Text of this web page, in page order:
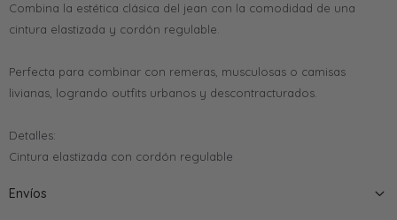
Combina la estética clásica del jean con la comodidad de una
cintura elastizada y cordón regulable.
Perfecta para combinar con remeras, musculosas o camisas
livianas, logrando outfits urbanos y descontracturados.
Detalles:
Cintura elastizada con cordón regulable
Envíos